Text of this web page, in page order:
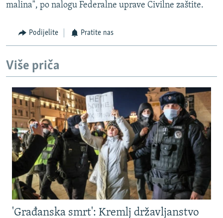
malina", po nalogu Federalne uprave Civilne zaštite.
Podijelite Pratite nas
Više priča
'Građanska smrt': Kremlj državljanstvo